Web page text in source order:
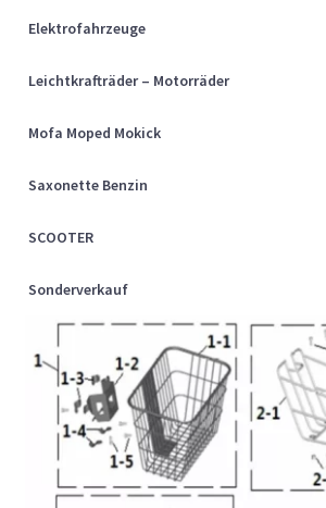
Elektrofahrzeuge
Leichtkrafträder – Motorräder
Mofa Moped Mokick
Saxonette Benzin
SCOOTER
Sonderverkauf